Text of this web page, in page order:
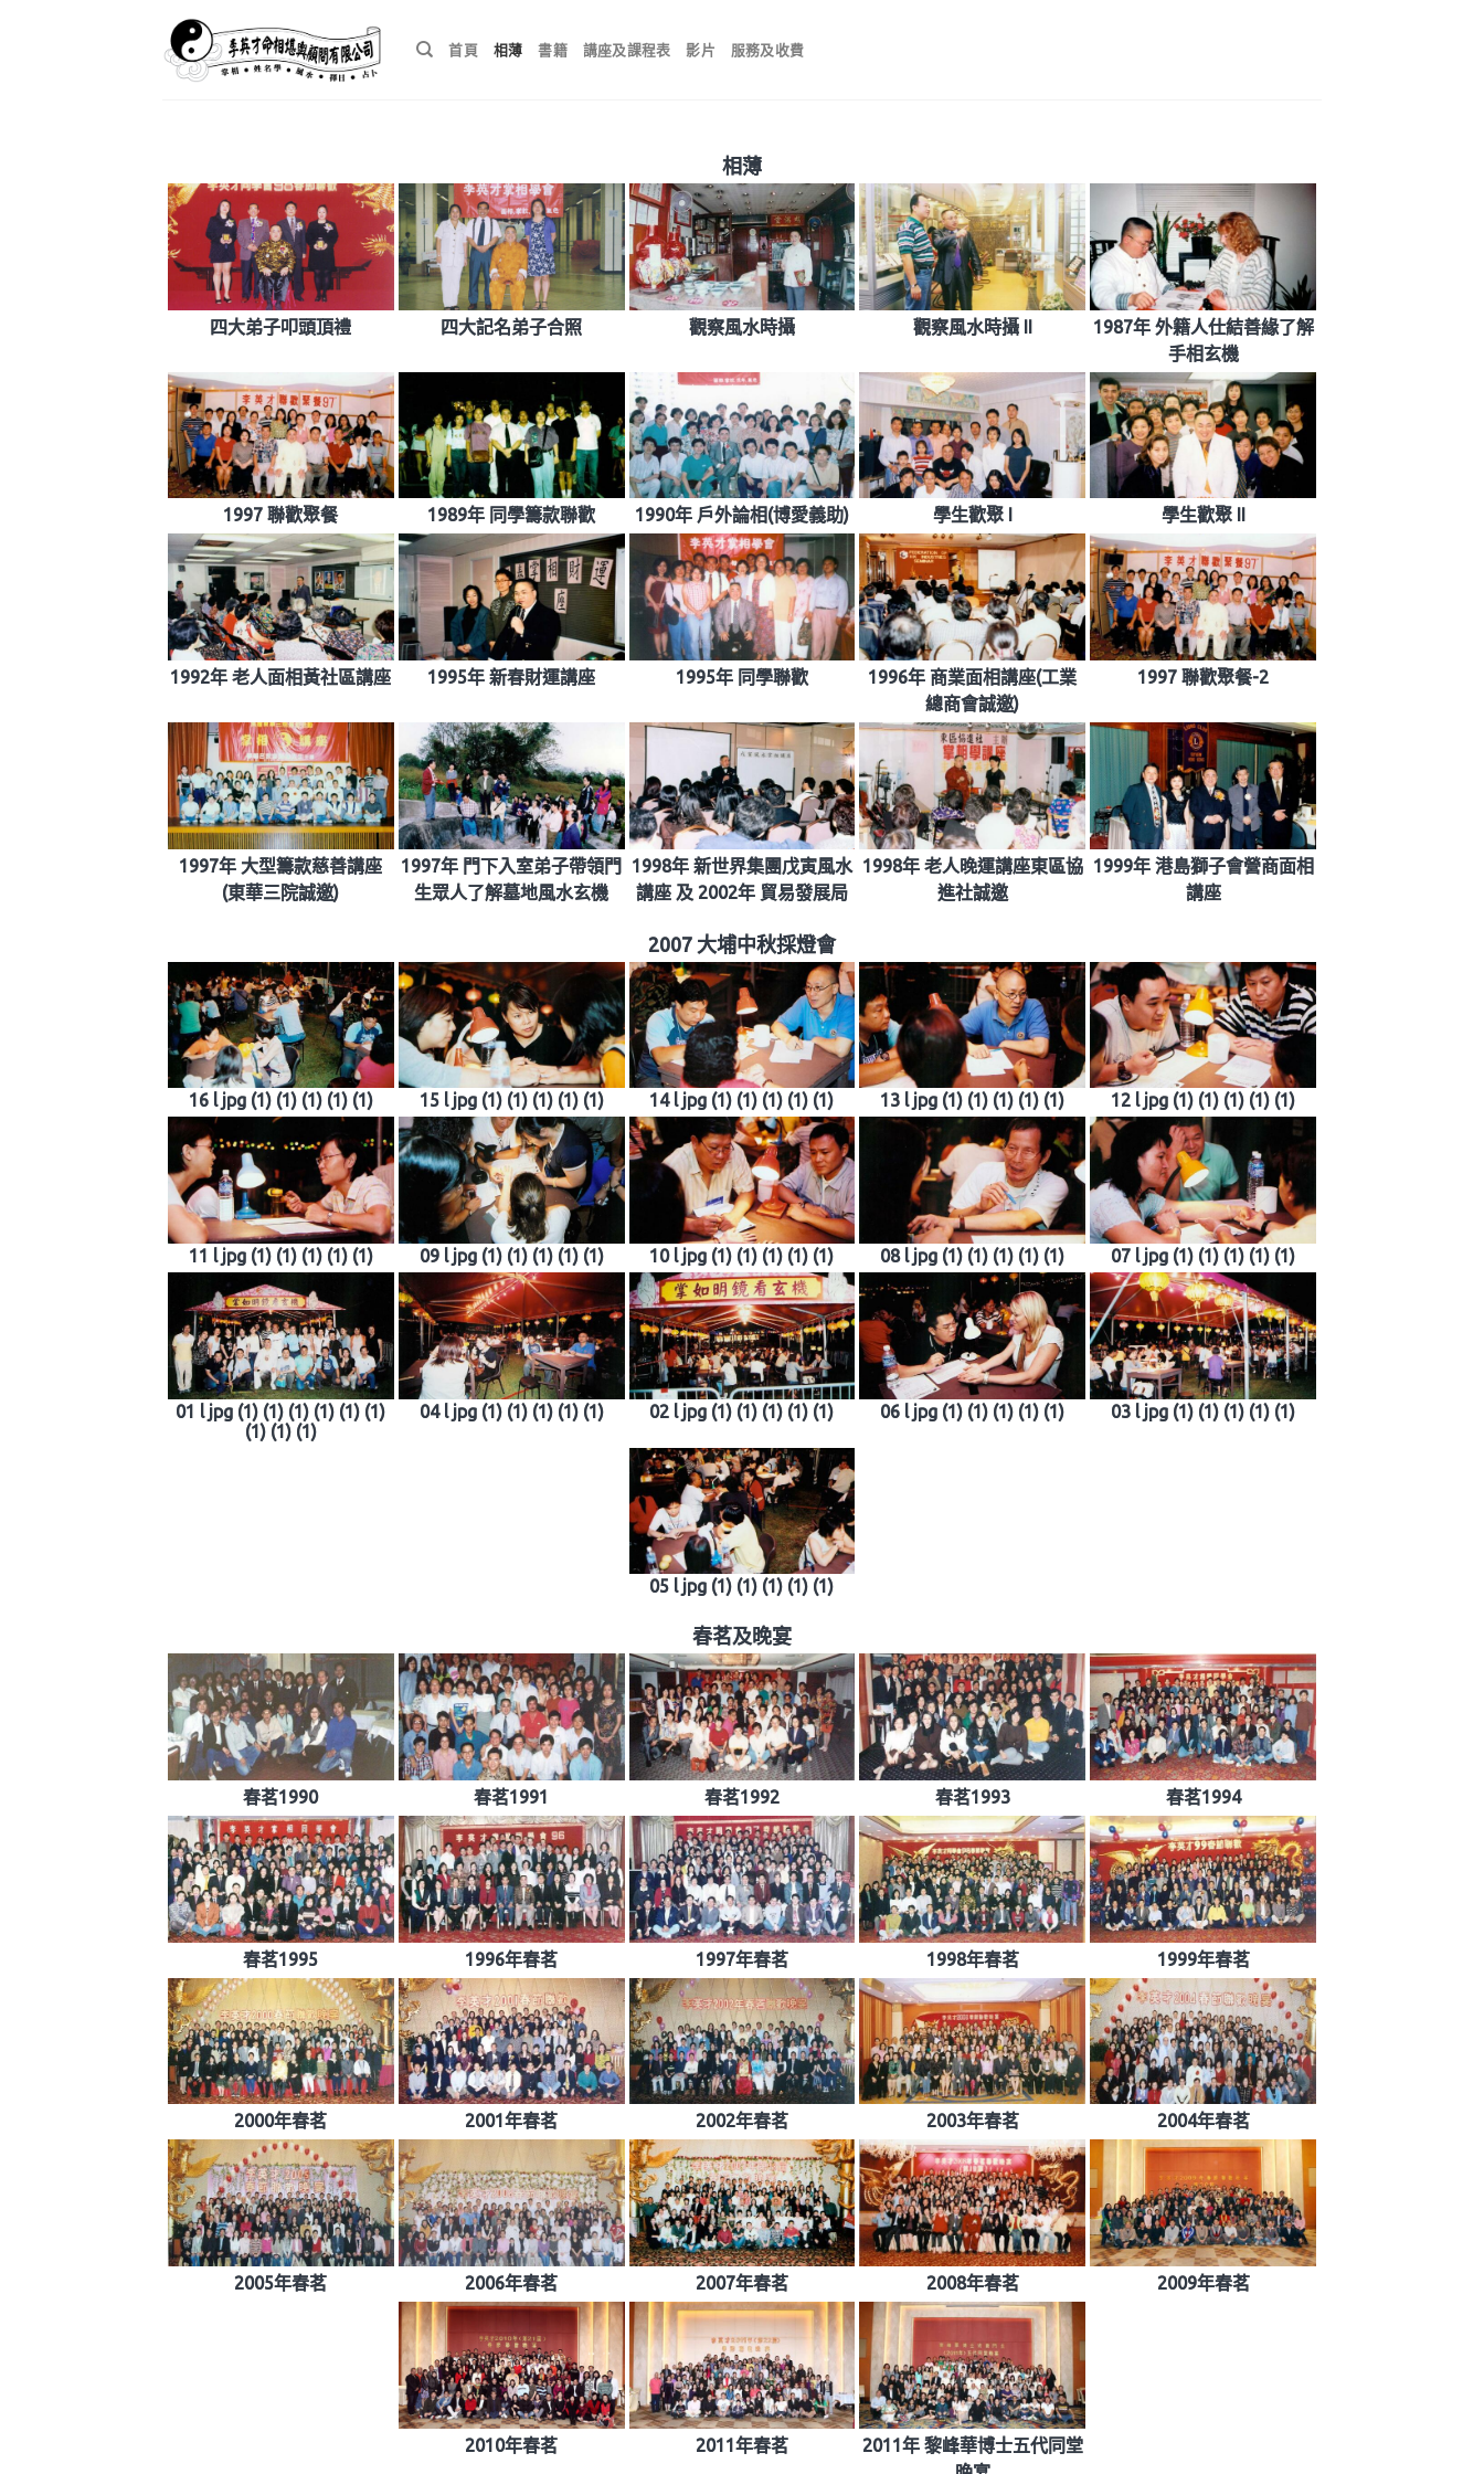
首頁 相薄 書籍 講座及課程表 影片 服務及收費
相薄
四大弟子叩頭頂禮 四大記名弟子合照 觀察風水時攝 觀察風水時攝 II
1987年 外籍人仕結善緣了解
手相玄機
1997 聯歡聚餐 1989年 同學籌款聯歡 1990年 戶外論相(博愛義助) 學生歡聚 I 學生歡聚 II
1992年 老人面相黃社區講座 1995年 新春財運講座 1995年 同學聯歡
1996年 商業面相講座(工業
總商會誠邀)
1997 聯歡聚餐-2
1997年 大型籌款慈善講座
(東華三院誠邀)
1997年 門下入室弟子帶領門
生眾人了解墓地風水玄機
1998年 新世界集團戊寅風水
講座 及 2002年 貿易發展局
1998年 老人晚運講座東區協
進社誠邀
1999年 港島獅子會營商面相
講座
2007 大埔中秋採燈會
16 l jpg (1) (1) (1) (1) (1) 15 l jpg (1) (1) (1) (1) (1) 14 l jpg (1) (1) (1) (1) (1) 13 l jpg (1) (1) (1) (1) (1) 12 l jpg (1) (1) (1) (1) (1)
11 l jpg (1) (1) (1) (1) (1) 09 l jpg (1) (1) (1) (1) (1) 10 l jpg (1) (1) (1) (1) (1) 08 l jpg (1) (1) (1) (1) (1) 07 l jpg (1) (1) (1) (1) (1)
01 l jpg (1) (1) (1) (1) (1) (1)
(1) (1) (1)
04 l jpg (1) (1) (1) (1) (1) 02 l jpg (1) (1) (1) (1) (1) 06 l jpg (1) (1) (1) (1) (1) 03 l jpg (1) (1) (1) (1) (1)
05 l jpg (1) (1) (1) (1) (1)
春茗及晚宴
春茗1990 春茗1991 春茗1992 春茗1993 春茗1994
春茗1995 1996年春茗 1997年春茗 1998年春茗 1999年春茗
2000年春茗 2001年春茗 2002年春茗 2003年春茗 2004年春茗
2005年春茗 2006年春茗 2007年春茗 2008年春茗 2009年春茗
2010年春茗 2011年春茗
2011年 黎峰華博士五代同堂